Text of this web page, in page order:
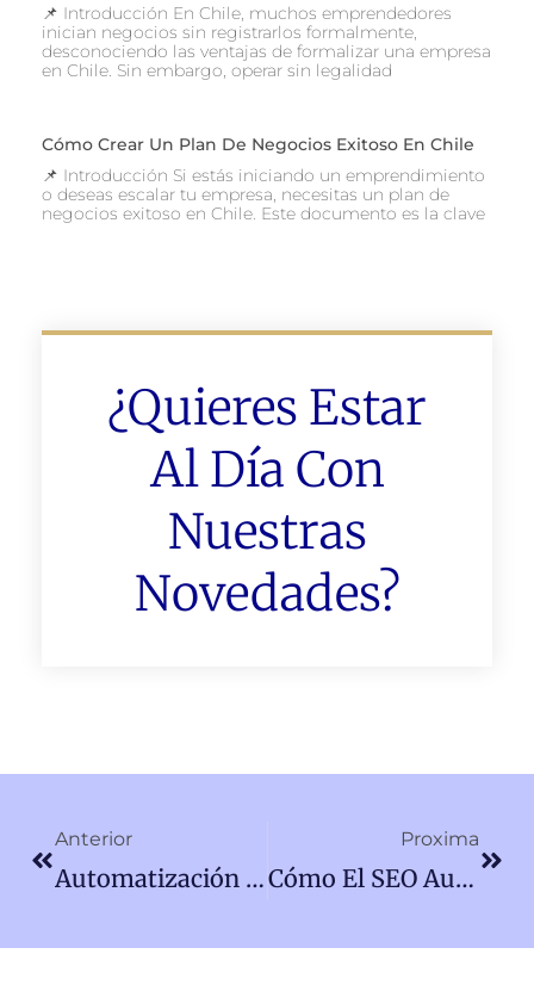
📌 Introducción En Chile, muchos emprendedores
inician negocios sin registrarlos formalmente,
desconociendo las ventajas de formalizar una empresa
en Chile. Sin embargo, operar sin legalidad
Cómo Crear Un Plan De Negocios Exitoso En Chile
📌 Introducción Si estás iniciando un emprendimiento
o deseas escalar tu empresa, necesitas un plan de
negocios exitoso en Chile. Este documento es la clave
¿Quieres Estar
Al Día Con
Nuestras
Novedades?
Anterior
Automatización De Tareas En PyMEs
Proxima
Cómo El SEO Aumenta La Visibilidad De Tu Empresa